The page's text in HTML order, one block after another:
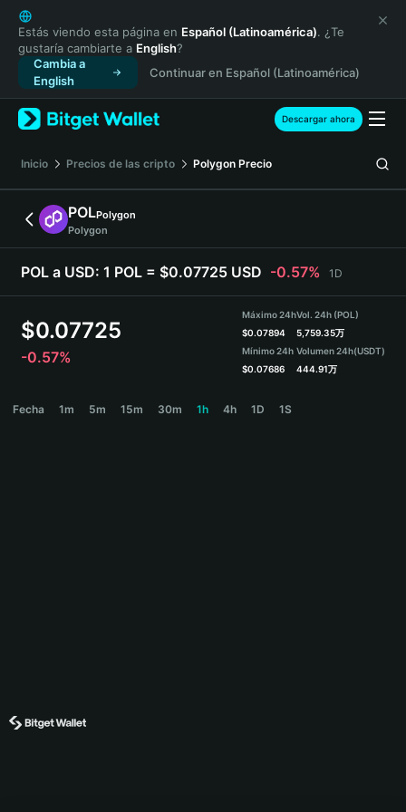
English
日本語
Tiếng Việt
Русский
Español (Latinoamérica)
Türkçe
Français
Deutsch
简体中文
繁體中文
Português (Portugal)
Bahasa Indonesia
ภาษาไทย
Español
Español (Argentina)
Estás viendo esta página en Español (Latinoamérica). ¿Te
gustaría cambiarte a English?
Cambia a
English
Continuar en Español (Latinoamérica)
Descargar ahora
Inicio Precios de las cripto Polygon Precio
POLPolygon
Polygon
POL a USD: 1 POL = $0.07725 USD -0.57% 1D
$0.07725
-0.57%
Máximo 24h
$0.07894
Mínimo 24h
$0.07686
Vol. 24h (POL)
5,759.35万
Volumen 24h(USDT)
444.91万
Fecha 1m 5m 15m 30m 1h 4h 1D 1S